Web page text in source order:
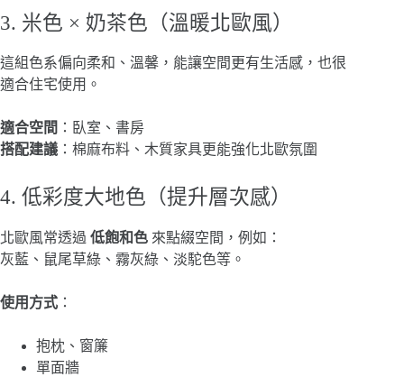
3. 米色 × 奶茶色（溫暖北歐風）
這組色系偏向柔和、溫馨，能讓空間更有生活感，也很
適合住宅使用。
適合空間 ：臥室、書房
搭配建議 ：棉麻布料、木質家具更能強化北歐氛圍
4. 低彩度大地色（提升層次感）
北歐風常透過 低飽和色 來點綴空間，例如：
灰藍、鼠尾草綠、霧灰綠、淡駝色等。
使用方式 ：
抱枕、窗簾
單面牆